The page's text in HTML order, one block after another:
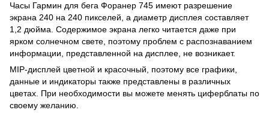
Часы Гармин для бега Форанер 745 имеют разрешение
экрана 240 на 240 пикселей, а диаметр дисплея составляет
1,2 дюйма. Содержимое экрана легко читается даже при
ярком солнечном свете, поэтому проблем с распознаванием
информации, представленной на дисплее, не возникает.
MIP-дисплей цветной и красочный, поэтому все графики,
данные и индикаторы также представлены в различных
цветах. При необходимости вы можете менять циферблаты по
своему желанию.